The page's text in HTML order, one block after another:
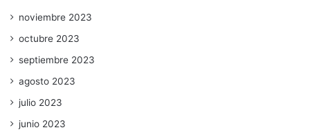
noviembre 2023
octubre 2023
septiembre 2023
agosto 2023
julio 2023
junio 2023